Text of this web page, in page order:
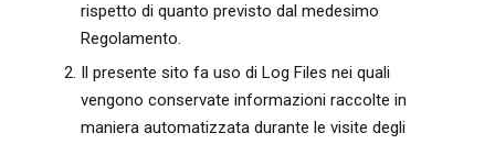
rispetto di quanto previsto dal medesimo
Regolamento.
Il presente sito fa uso di Log Files nei quali
vengono conservate informazioni raccolte in
maniera automatizzata durante le visite degli